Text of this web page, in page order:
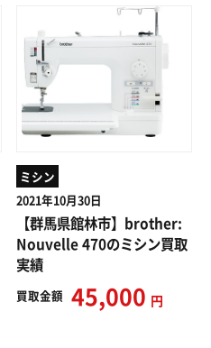
ミシン
2021年10月30日
【群馬県館林市】brother:
Nouvelle 470のミシン買取
実績
買取金額 45,000 円